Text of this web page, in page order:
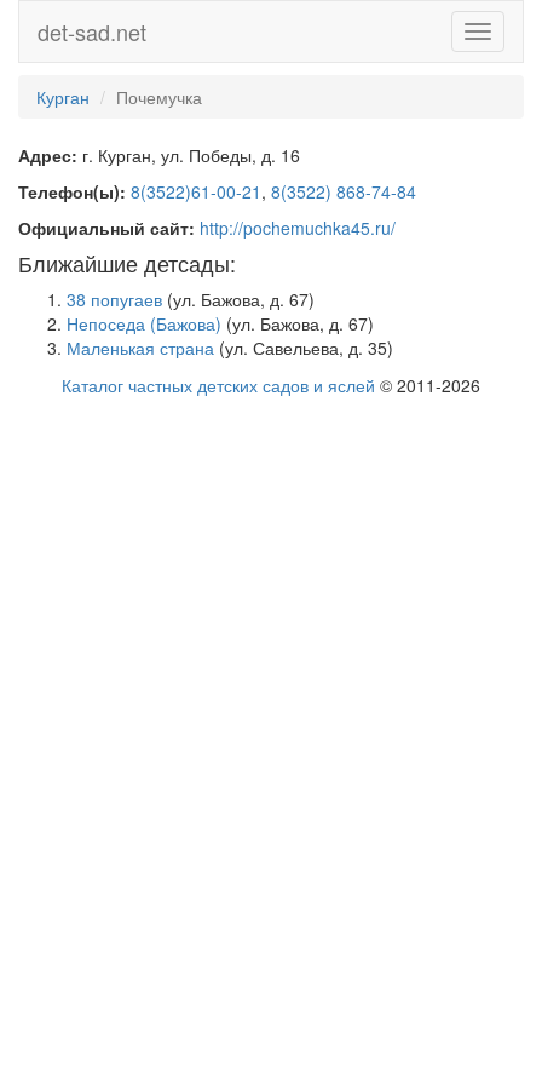
Toggle
det-sad.net
Курган Почемучка
Адрес: г. Курган, ул. Победы, д. 16
Телефон(ы): 8(3522)61-00-21 , 8(3522) 868-74-84
Официальный сайт: http://pochemuchka45.ru/
Ближайшие детсады:
38 попугаев (ул. Бажова, д. 67)
Непоседа (Бажова) (ул. Бажова, д. 67)
Маленькая страна (ул. Савельева, д. 35)
Каталог частных детских садов и яслей © 2011-2026